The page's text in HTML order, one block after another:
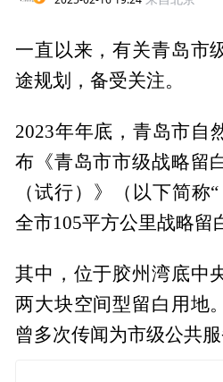
一直以来，有关青岛市
途规划，备受关注。
2023年年底，青岛市自
布《青岛市市级战略留
（试行）》（以下简称
全市105平方公里战略留
其中，位于胶州湾底中
两大块空间型留白用地
曾多次传闻为市级公共服